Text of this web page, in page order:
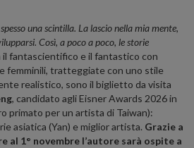
una scintilla. La lascio nella mia mente,
Così, a poco a poco, le storie
fantascientifico e il fantastico con
femminili, tratteggiate con uno stile
realistico, sono il biglietto da visita
, candidato agli Eisner Awards 2026 in
primato per un artista di Taiwan):
asiatica (Yan) e miglior artista. Grazie a
al 1° novembre l’autore sarà ospite a